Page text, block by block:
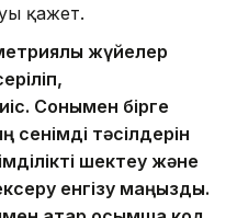
қажет.
жүйелер
Сонымен бірге
сенімді тәсілдерін
шектеу және
енгізу маңызды.